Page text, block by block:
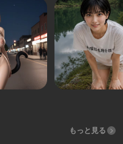
もっと見る